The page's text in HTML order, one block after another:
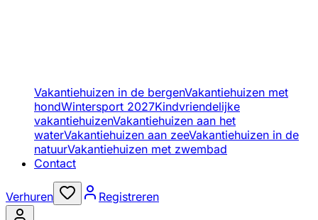
Vakantiehuizen in de bergenVakantiehuizen met
hondWintersport 2027Kindvriendelijke
vakantiehuizenVakantiehuizen aan het
waterVakantiehuizen aan zeeVakantiehuizen in de
natuurVakantiehuizen met zwembad
Contact
Verhuren Registreren